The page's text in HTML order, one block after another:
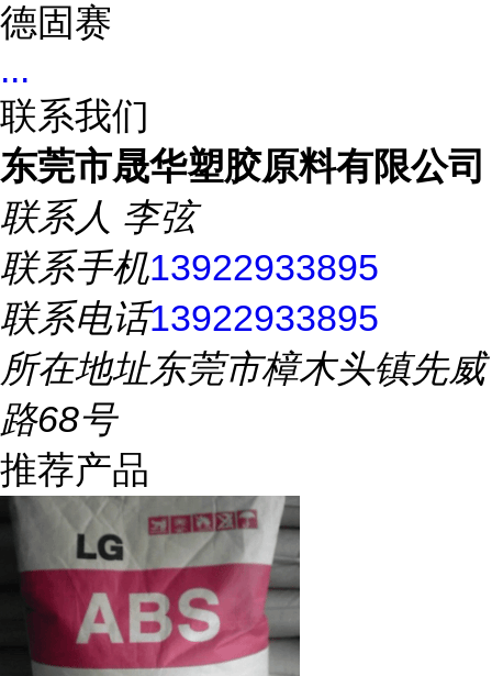
德固赛
...
联系我们
东莞市晟华塑胶原料有限公司
联系人 李弦
联系手机13922933895
联系电话13922933895
所在地址东莞市樟木头镇先威
路68号
推荐产品